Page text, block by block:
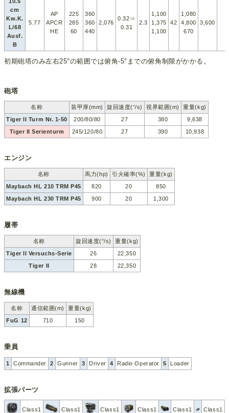
10.5
cm
Kw.K.
L/68
Ausf.
B
5.77
AP
APCR
HE
225
285
60
360
360
440
2,076
0.32⇒
0.31
2.3
1,100
1,375
1,100
42
1,080
4,800
670
3,600
初期砲塔のみ左右25°の範囲では俯角-5°までの俯角制限がかかる。
砲塔
名称 装甲厚(mm) 旋回速度(°/s) 視界範囲(m)
重量(kg)
Tiger II Turm Nr. 1-50
200/80/80 27 380
9,638
Tiger II Serienturm
245/120/80 27 390 10,938
エンジン
名称 馬力(hp) 引火確率(%)
重量(kg)
Maybach HL 210 TRM P45
820 20
850
Maybach HL 230 TRM P45
900 20 1,300
履帯
名称 旋回速度(°/s)
重量(kg)
Tiger II Versuchs-Serie
26
22,350
Tiger II
28 22,350
無線機
名称 通信範囲(m)
重量(kg)
FuG 12
710 150
乗員
1 Commander 2 Gunner 3 Driver 4 Radio Operator 5 Loader
拡張パーツ
Class1 Class1 Class1 Class1 Class1 Class1